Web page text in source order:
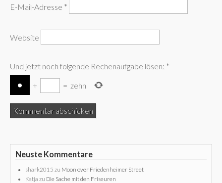
E-Mail-Adresse *
Website
Und jetzt noch folgende Rechenaufgabe lösen: *
+ = zehn
Neuste Kommentare
shark2015 zu Moon over Friedenheimer Street
Katja zu Die Sache mit den Friseuren